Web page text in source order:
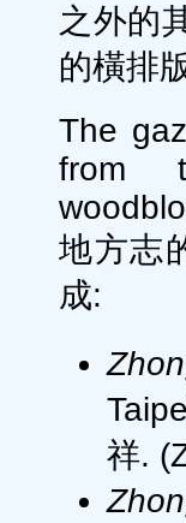
之外的
的橫排
The
from
地方志
成:
祥.